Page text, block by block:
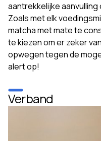
aantrekkelijke
Zoals met elk
matcha met mate te
te kiezen om er zeker
opwegen tegen de
alert op!
Verband